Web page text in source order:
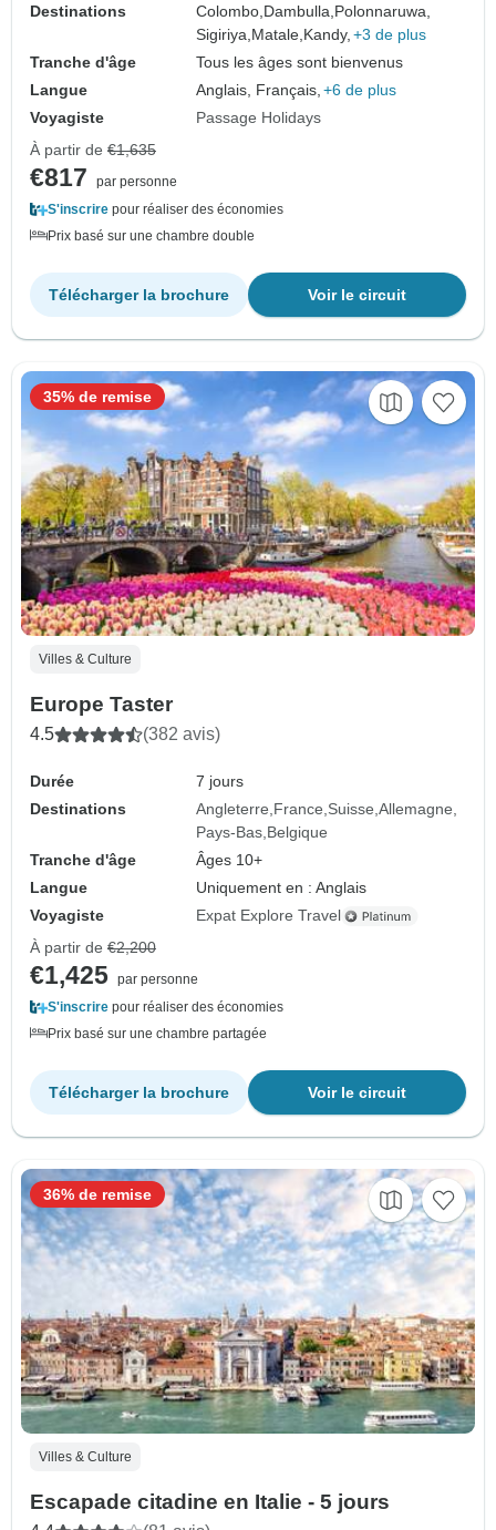
Destinations
Colombo, Dambulla, Polonnaruwa,
Sigiriya, Matale, Kandy, +3 de plus
Tranche d'âge
Tous les âges sont bienvenus
Langue
Anglais, Français, +6 de plus
Voyagiste
Passage Holidays
À partir de €1,635
€817
par personne
S'inscrire pour réaliser des économies
Prix basé sur une chambre double
Voir le circuit
Télécharger la brochure
Villes & Culture
Europe Taster
4.5 (382 avis)
Durée
7 jours
Destinations
Angleterre France Suisse Allemagne
Pays-Bas Belgique
Tranche d'âge
Âges 10+
Langue
Uniquement en : Anglais
Voyagiste
Expat Explore Travel
35% de remise
À partir de €2,200
€1,425 par personne
S'inscrire pour réaliser des économies
Prix basé sur une chambre partagée
Voir le circuit
Télécharger la brochure
Villes & Culture
Escapade citadine en Italie - 5 jours
36% de remise